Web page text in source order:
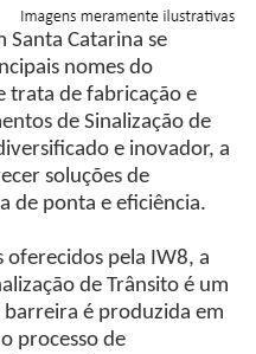
Santa Catarina se
nomes do
trata de fabricação e
de Sinalização de
e inovador, a
soluções de
de ponta e eficiência.
oferecidos pela IW8, a
de Trânsito é um
barreira é produzida em
processo de